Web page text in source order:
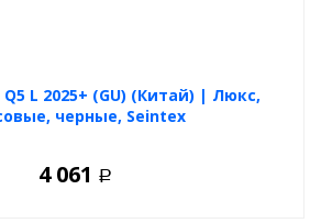
L 2025+ (GU) (Китай) | Люкс,
черные, Seintex
4 061 Р